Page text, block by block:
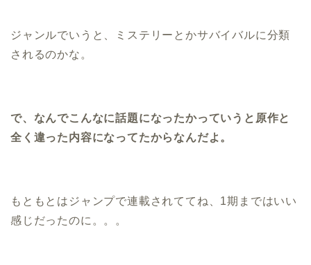
ジャンルでいうと、ミステリーとかサバイバルに分類
されるのかな。
で、なんでこんなに話題になったかっていうと原作と
全く違った内容になってたからなんだよ。
もともとはジャンプで連載されててね、1期まではいい
感じだったのに。。。